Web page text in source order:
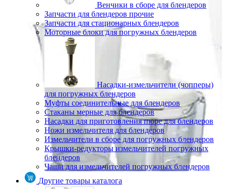
Венчики в сборе для блендеров
Запчасти для блендеров прочие
Запчасти для стационарных блендеров
Моторные блоки для погружных блендеров
Насадки-измельчители (чопперы)
для погружных блендеров
Муфты соединительные для блендеров
Стаканы мерные для блендеров
Насадки для приготовления пюре для блендеров
Ножи измельчителя для блендеров
Измельчители в сборе для погружных блендеров
Крышки-редукторы измельчителей погружных
блендеров
Чаши для измельчителей погружных блендеров
Другие товары каталога